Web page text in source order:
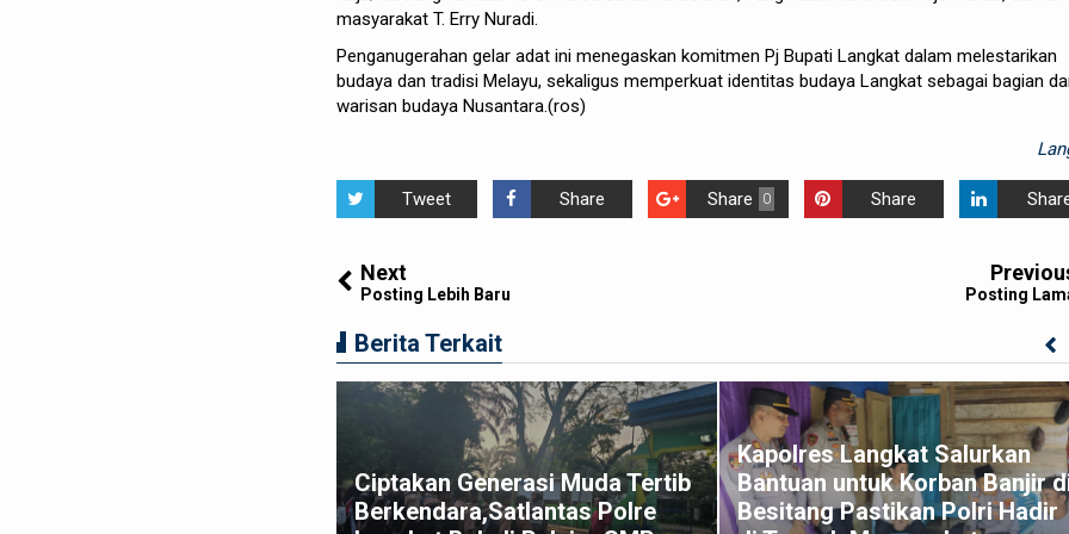
masyarakat T. Erry Nuradi.
Penganugerahan gelar adat ini menegaskan komitmen Pj Bupati Langkat dalam melestarikan
budaya dan tradisi Melayu, sekaligus memperkuat identitas budaya Langkat sebagai bagian
warisan budaya Nusantara.(ros)
Tweet Share 0
Share Share
Next
Posting Lebih Baru Posting
Berita Terkait
Ciptakan Generasi Muda Tertib
Berkendara,Satlantas Polre
Kapolres Langkat Salurkan
Bantuan untuk Korban Banjir
Besitang Pastikan Polri Hadir